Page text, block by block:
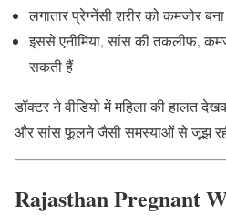
लगातार प्रेग्नेंसी शरीर को कमजोर
इससे एनीमिया, सांस की तकलीफ,
सकती हैं
डॉक्टर ने वीडियो में महिला की हालत
और सांस फूलने जैसी समस्याओं से जूझ
Rajasthan Pregnant